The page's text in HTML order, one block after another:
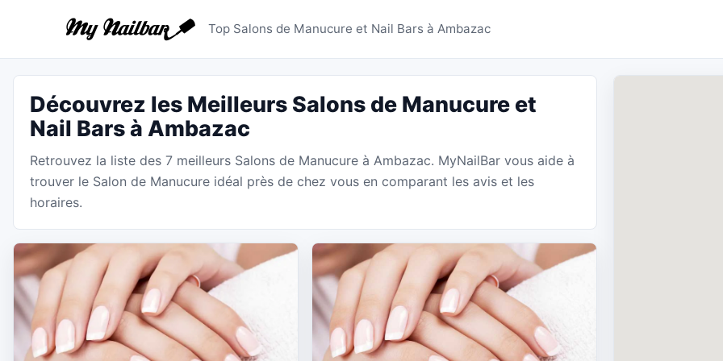
Salons de Manucure Ambazac -
Top Salons de Manucure et Nail Bars à Ambazac
Découvrez les Meilleurs Salons de Manucure et
Nail Bars à Ambazac
Retrouvez la liste des 7 meilleurs Salons de Manucure à Ambazac. MyNailBar vous aide à
trouver le Salon de Manucure idéal près de chez vous en comparant les avis et les
horaires.